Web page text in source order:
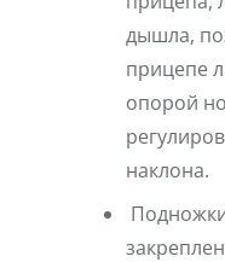
дышла,
прицепе
опорой
наклона.